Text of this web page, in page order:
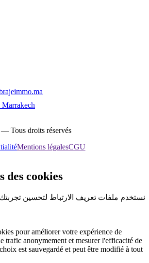
Tous droits réservés
Mentions légalesCGU
des cookies
نستخدم ملفات تعريف الارتباط لتحسين تجربتك
pour améliorer votre expérience de
trafic anonymement et mesurer l'efficacité de
est sauvegardé et peut être modifié à tout